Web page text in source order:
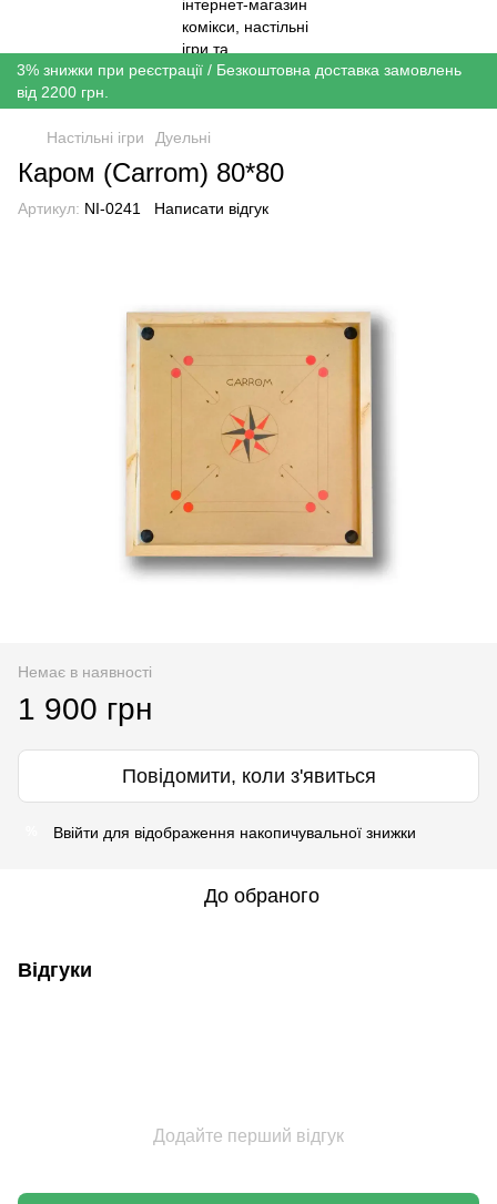
3% знижки при реєстрації / Безкоштовна доставка замовлень
від 2200 грн.
Настільні ігри Дуельні
Каром (Carrom) 80*80
Артикул: NI-0241 Написати відгук
Немає в наявності
1 900 грн
Повідомити, коли з'явиться
Ввійти для відображення накопичувальної знижки
До обраного
Відгуки
Додайте перший відгук